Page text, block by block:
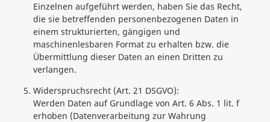
Einzelnen aufgeführt werden, haben Sie das Recht,
die sie betreffenden personenbezogenen Daten in
einem strukturierten, gängigen und
maschinenlesbaren Format zu erhalten bzw. die
Übermittlung dieser Daten an einen Dritten zu
verlangen.
Widerspruchsrecht (Art. 21 DSGVO):
Werden Daten auf Grundlage von Art. 6 Abs. 1 lit. f
erhoben (Datenverarbeitung zur Wahrung